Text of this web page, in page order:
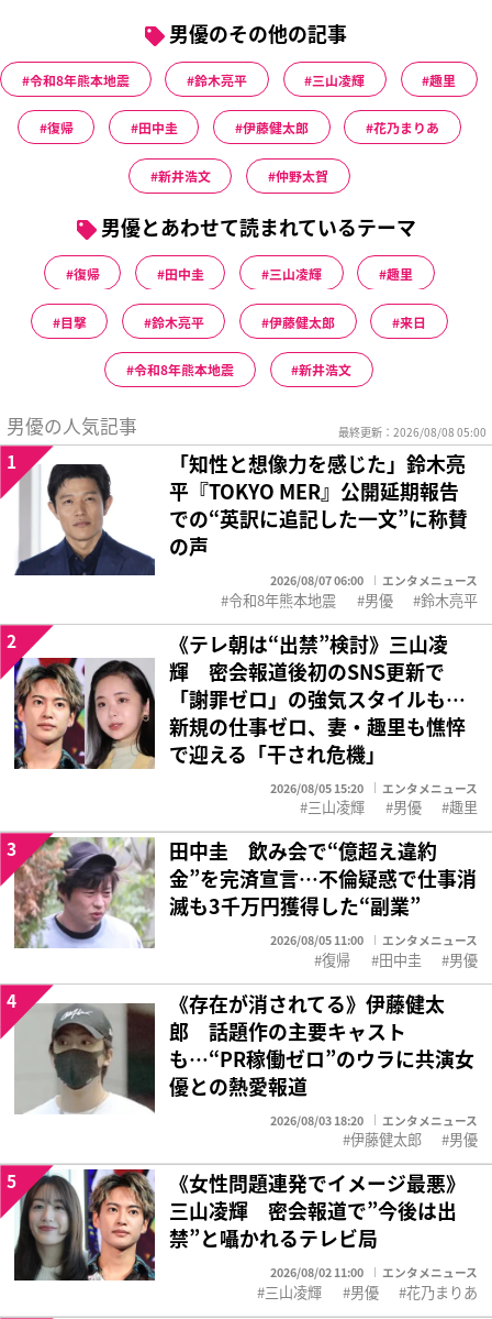
男優のその他の記事
令和8年熊本地震 鈴木亮平 三山凌輝 趣里
復帰 田中圭 伊藤健太郎 花乃まりあ
新井浩文 仲野太賀
男優とあわせて読まれているテーマ
復帰 田中圭 三山凌輝 趣里
目撃 鈴木亮平 伊藤健太郎 来日
令和8年熊本地震 新井浩文
男優の人気記事 最終更新：2026/08/08 05:00
「知性と想像力を感じた」鈴木亮
平『TOKYO MER』公開延期報告
での“英訳に追記した一文”に称賛
の声
2026/08/07 06:00 エンタメニュース
1
令和8年熊本地震 男優 鈴木亮平
《テレ朝は“出禁”検討》三山凌
輝 密会報道後初のSNS更新で
「謝罪ゼロ」の強気スタイルも…
新規の仕事ゼロ、妻・趣里も憔悴
で迎える「干され危機」
2026/08/05 15:20 エンタメニュース
2
三山凌輝 男優 趣里
田中圭 飲み会で“億超え違約
金”を完済宣言…不倫疑惑で仕事消
滅も3千万円獲得した“副業”
2026/08/05 11:00 エンタメニュース
3
復帰 田中圭 男優
《存在が消されてる》伊藤健太
郎 話題作の主要キャスト
も…“PR稼働ゼロ”のウラに共演女
優との熱愛報道
2026/08/03 18:20 エンタメニュース
4
伊藤健太郎 男優
《女性問題連発でイメージ最悪》
三山凌輝 密会報道で”今後は出
禁”と囁かれるテレビ局
2026/08/02 11:00 エンタメニュース
5
三山凌輝 男優 花乃まりあ